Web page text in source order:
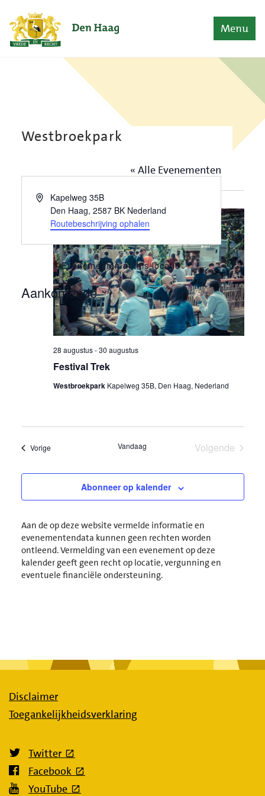
Naar content
Menu
Westbroekpark
« Alle Evenementen
AdresKapelweg 35B
Den Haag, 2587 BK Nederland
Routebeschrijving ophalen
Evenementen at this locatie
Aankomende
Selecteer
augustus 2026
Festival Trek
28 augustus-30 augustus
Westbroekpark Kapelweg 35B, Den Haag, Nederland
VorigeEvenementen Vandaag
Volgende
Abonneer op kalender
Aan de op deze website vermelde informatie en
evenementendata kunnen geen rechten worden
ontleend. Vermelding van een evenement op deze
kalender geeft geen recht op locatie, vergunning en
eventuele financiële ondersteuning.
Disclaimer
Toegankelijkheidsverklaring
Twitter
Facebook
YouTube